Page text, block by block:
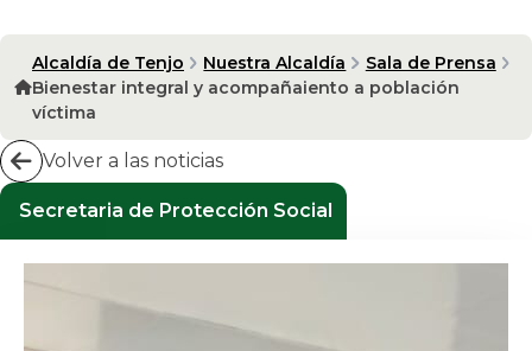
Alcaldía de Tenjo Nuestra Alcaldía
Sala de Prensa
Bienestar integral y acompañaiento a población
víctima
Volver a las noticias
Secretaria de Protección Social